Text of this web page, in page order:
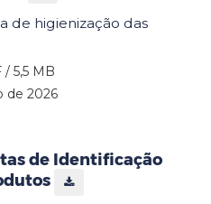
de higienização das
/ 5,5 MB
de 2026
de Identificação